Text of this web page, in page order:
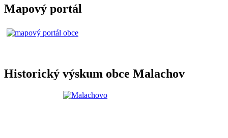
Mapový portál
Historický výskum obce Malachov